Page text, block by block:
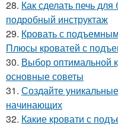
28. Как сделать печь
подробный инструктаж
29. Кровать с
Плюсы кроватей с
30. Выбор оптимальной
основные советы
31. Создайте
начинающих
32. Какие кровати с